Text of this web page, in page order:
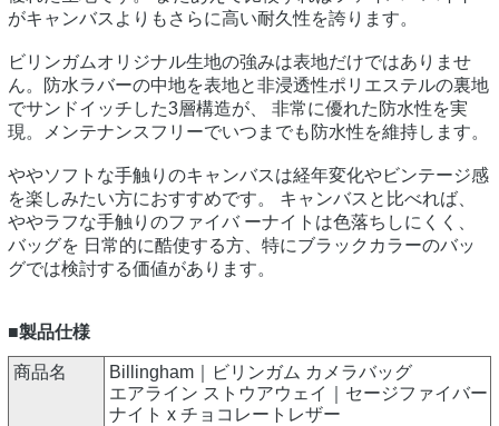
がキャンバスよりもさらに高い耐久性を誇ります。
ビリンガムオリジナル生地の強みは表地だけではありませ
ん。防水ラバーの中地を表地と非浸透性ポリエステルの裏地
でサンドイッチした3層構造が、 非常に優れた防水性を実
現。メンテナンスフリーでいつまでも防水性を維持します。
ややソフトな手触りのキャンバスは経年変化やビンテージ感
を楽しみたい方におすすめです。 キャンバスと比べれば、
ややラフな手触りのファイバ ーナイトは色落ちしにくく、
バッグを 日常的に酷使する方、特にブラックカラーのバッ
グでは検討する価値があります。
■製品仕様
商品名
Billingham｜ビリンガム カメラバッグ
エアライン ストウアウェイ｜セージファイバー
ナイト x チョコレートレザー